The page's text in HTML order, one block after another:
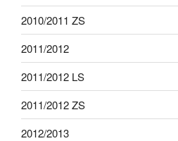
2010/2011 ZS
2011/2012
2011/2012 LS
2011/2012 ZS
2012/2013